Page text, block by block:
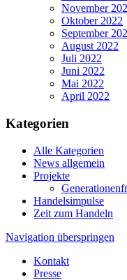
November
Oktober 2022
September
August 2022
Juli 2022
Juni 2022
Mai 2022
April 2022
Kategorien
Alle Kategorien
News allgemein
Projekte
Handelsimpulse
Zeit zum Handeln
Navigation überspringen
Kontakt
Presse